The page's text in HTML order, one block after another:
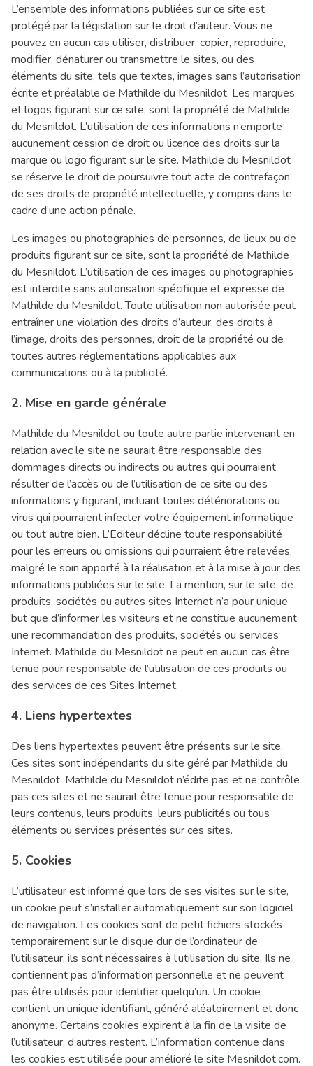
L’ensemble des informations publiées sur ce site est
protégé par la législation sur le droit d’auteur. Vous ne
pouvez en aucun cas utiliser, distribuer, copier, reproduire,
modifier, dénaturer ou transmettre le sites, ou des
éléments du site, tels que textes, images sans l’autorisation
écrite et préalable de Mathilde du Mesnildot. Les marques
et logos figurant sur ce site, sont la propriété de Mathilde
du Mesnildot. L’utilisation de ces informations n’emporte
aucunement cession de droit ou licence des droits sur la
marque ou logo figurant sur le site. Mathilde du Mesnildot
se réserve le droit de poursuivre tout acte de contrefaçon
de ses droits de propriété intellectuelle, y compris dans le
cadre d’une action pénale.
Les images ou photographies de personnes, de lieux ou de
produits figurant sur ce site, sont la propriété de Mathilde
du Mesnildot. L’utilisation de ces images ou photographies
est interdite sans autorisation spécifique et expresse de
Mathilde du Mesnildot. Toute utilisation non autorisée peut
entraîner une violation des droits d’auteur, des droits à
l’image, droits des personnes, droit de la propriété ou de
toutes autres réglementations applicables aux
communications ou à la publicité.
2. Mise en garde générale
Mathilde du Mesnildot ou toute autre partie intervenant en
relation avec le site ne saurait être responsable des
dommages directs ou indirects ou autres qui pourraient
résulter de l’accès ou de l’utilisation de ce site ou des
informations y figurant, incluant toutes détériorations ou
virus qui pourraient infecter votre équipement informatique
ou tout autre bien. L’Editeur décline toute responsabilité
pour les erreurs ou omissions qui pourraient être relevées,
malgré le soin apporté à la réalisation et à la mise à jour des
informations publiées sur le site. La mention, sur le site, de
produits, sociétés ou autres sites Internet n’a pour unique
but que d’informer les visiteurs et ne constitue aucunement
une recommandation des produits, sociétés ou services
Internet. Mathilde du Mesnildot ne peut en aucun cas être
tenue pour responsable de l’utilisation de ces produits ou
des services de ces Sites Internet.
4. Liens hypertextes
Des liens hypertextes peuvent être présents sur le site.
Ces sites sont indépendants du site géré par Mathilde du
Mesnildot. Mathilde du Mesnildot n’édite pas et ne contrôle
pas ces sites et ne saurait être tenue pour responsable de
leurs contenus, leurs produits, leurs publicités ou tous
éléments ou services présentés sur ces sites.
5. Cookies
L’utilisateur est informé que lors de ses visites sur le site,
un cookie peut s’installer automatiquement sur son logiciel
de navigation. Les cookies sont de petit fichiers stockés
temporairement sur le disque dur de l’ordinateur de
l’utilisateur, ils sont nécessaires à l’utilisation du site. Ils ne
contiennent pas d’information personnelle et ne peuvent
pas être utilisés pour identifier quelqu’un. Un cookie
contient un unique identifiant, généré aléatoirement et donc
anonyme. Certains cookies expirent à la fin de la visite de
l’utilisateur, d’autres restent. L’information contenue dans
les cookies est utilisée pour amélioré le site Mesnildot.com.